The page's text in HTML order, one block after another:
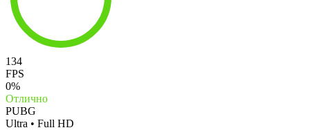
134
FPS
0%
Отлично
PUBG
Ultra • Full HD